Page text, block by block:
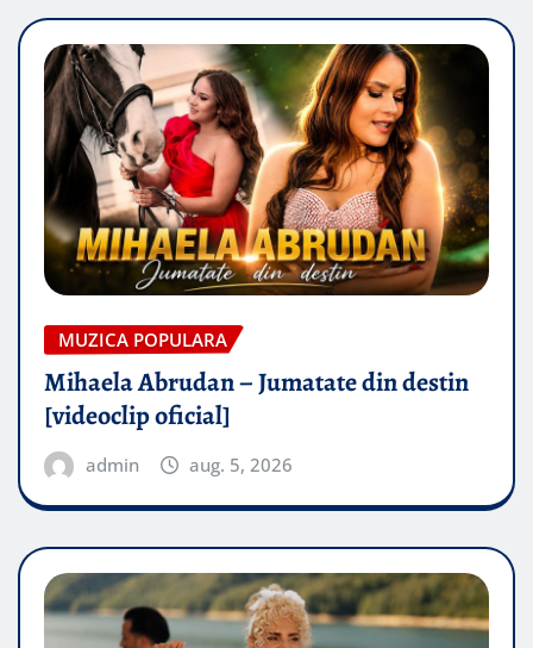
MUZICA POPULARA
Mihaela Abrudan – Jumatate din destin
[videoclip oficial]
admin aug. 5, 2026